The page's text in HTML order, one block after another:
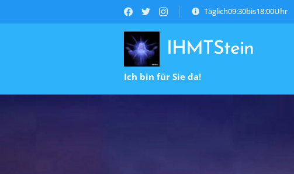
Täglich09:30bis18:00Uhr
IHMTStein
Ich bin für Sie da!